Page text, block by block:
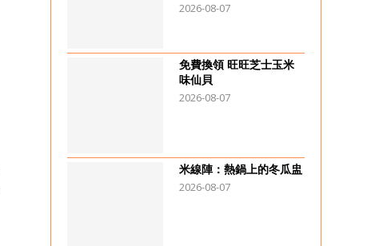
2026-08-07
免費換領 旺旺芝士玉米
味仙貝
2026-08-07
米線陣：熱鍋上的冬瓜盅
2026-08-07